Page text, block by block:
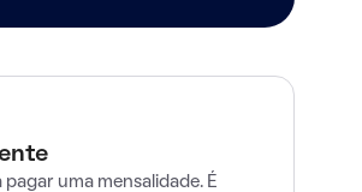
uma mensalidade. É